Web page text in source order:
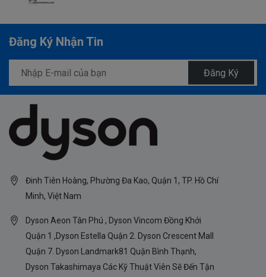
Đăng Ký Nhận Tin
Đăng Ký
Đinh Tiên Hoàng, Phường Đa Kao, Quận 1, TP. Hồ Chí
Minh, Việt Nam
Dyson Aeon Tân Phú , Dyson Vincom Đồng Khởi
Quận 1 ,Dyson Estella Quận 2. Dyson Crescent Mall
Quận 7. Dyson Landmark81 Quận Bình Thạnh,
Dyson Takashimaya Các Kỹ Thuật Viên Sẽ Đến Tận